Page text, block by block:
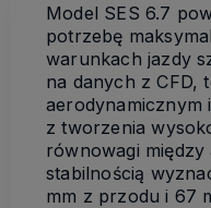
Model SES 6.7
potrzebę
warunkach jazdy
na danych z CFD,
aerodynamicznym
z tworzenia
równowagi między
stabilnością
mm z przodu i 67